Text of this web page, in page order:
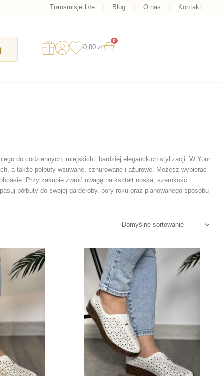
Transmisje live Blog O nas Kontakt
0,00 zł
0
Wózek
do codziennych, miejskich i bardziej eleganckich stylizacji. W Your
a także półbuty wsuwane, sznurowane i ażurowe. Możesz wybierać
Przy zakupie zwróć uwagę na kształt noska, szerokość
półbuty do swojej garderoby, pory roku oraz planowanego sposobu